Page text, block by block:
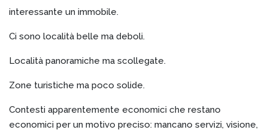
interessante un immobile.
Ci sono località belle ma deboli.
Località panoramiche ma scollegate.
Zone turistiche ma poco solide.
Contesti apparentemente economici che restano
economici per un motivo preciso: mancano servizi, visione,